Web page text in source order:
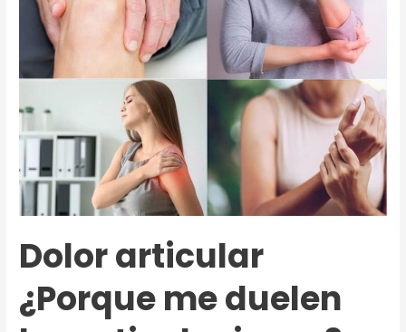
Terapia
de
Frío
Dolor articular
¿Porque me duelen